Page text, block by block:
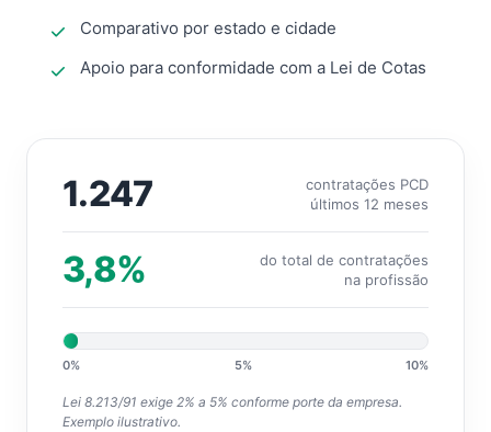
Comparativo por estado e cidade
Apoio para conformidade com a Lei de Cotas
1.247
contratações PCD
últimos 12 meses
3,8%
do total de contratações
na profissão
0% 5% 10%
Lei 8.213/91 exige 2% a 5% conforme porte da empresa.
Exemplo ilustrativo.